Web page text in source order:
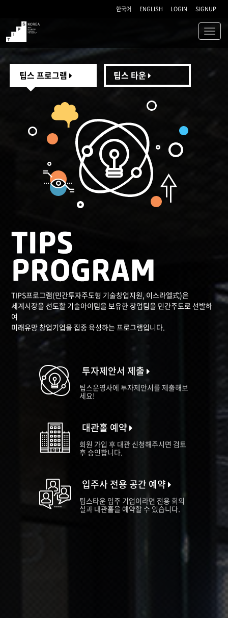
한국어 ENGLISH LOGIN SIGNUP
TIPS
팁스 프로그램 팁스 타운
TIPS프로그램(민간투자주도형 기술창업지원, 이스라엘式)은
세계시장을 선도할 기술아이템을 보유한 창업팀을 민간주도로 선발하
여
미래유망 창업기업을 집중 육성하는 프로그램입니다.
투자제안서 제출
팁스운영사에 투자제안서를 제출해보
세요!
대관홀 예약
회원 가입 후 대관 신청해주시면 검토
후 승인합니다.
입주사 전용 공간 예약
팁스타운 입주 기업이라면 전용 회의
실과 대관홀을 예약할 수 있습니다.